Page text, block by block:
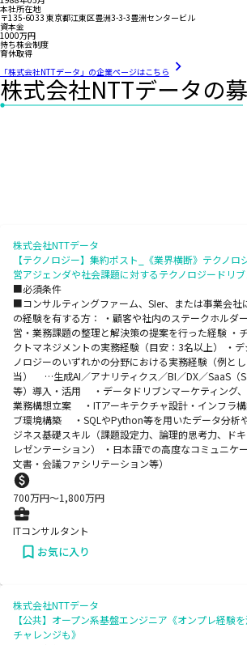
本社所在地
〒135-6033 東京都江東区豊洲3-3-3豊洲センタービル
資本金
1000万円
持ち株会制度
育休取得
「株式会社NTTデータ」の企業ページはこちら
株式会社NTTデータの
株式会社NTTデータ
【テクノロジー】集約ポスト_《業界横断》テクノ
営アジェンダや社会課題に対するテクノロジードリ
■必須条件
■コンサルティングファーム、SIer、または事業会社
の経験を有する方： ・顧客や社内のステークホルダ
営・業務課題の整理と解決策の提案を行った経験 ・
クトマネジメントの実務経験（目安：3名以上） ・
ノロジーのいずれかの分野における実務経験（例と
当） …生成AI／アナリティクス／BI／DX／SaaS（
等）導入・活用 ・データドリブンマーケティング
業務構想立案 ・ITアーキテクチャ設計・インフラ構
ブ環境構築 ・SQLやPython等を用いたデータ分析
ジネス基礎スキル（課題設定力、論理的思考力、ド
レゼンテーション） ・日本語での高度なコミュニケ
文書・会議ファシリテーション等）
700万円〜1,800万円
ITコンサルタント
お気に入り
株式会社NTTデータ
【公共】オープン系基盤エンジニア《オンプレ経験
チャレンジも》